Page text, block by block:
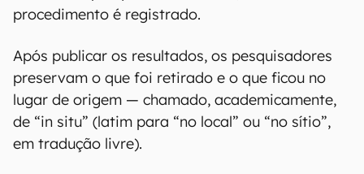
procedimento é registrado.
Após publicar os resultados, os pesquisadores
preservam o que foi retirado e o que ficou no
lugar de origem — chamado, academicamente,
de “in situ” (latim para “no local” ou “no sítio”,
em tradução livre).